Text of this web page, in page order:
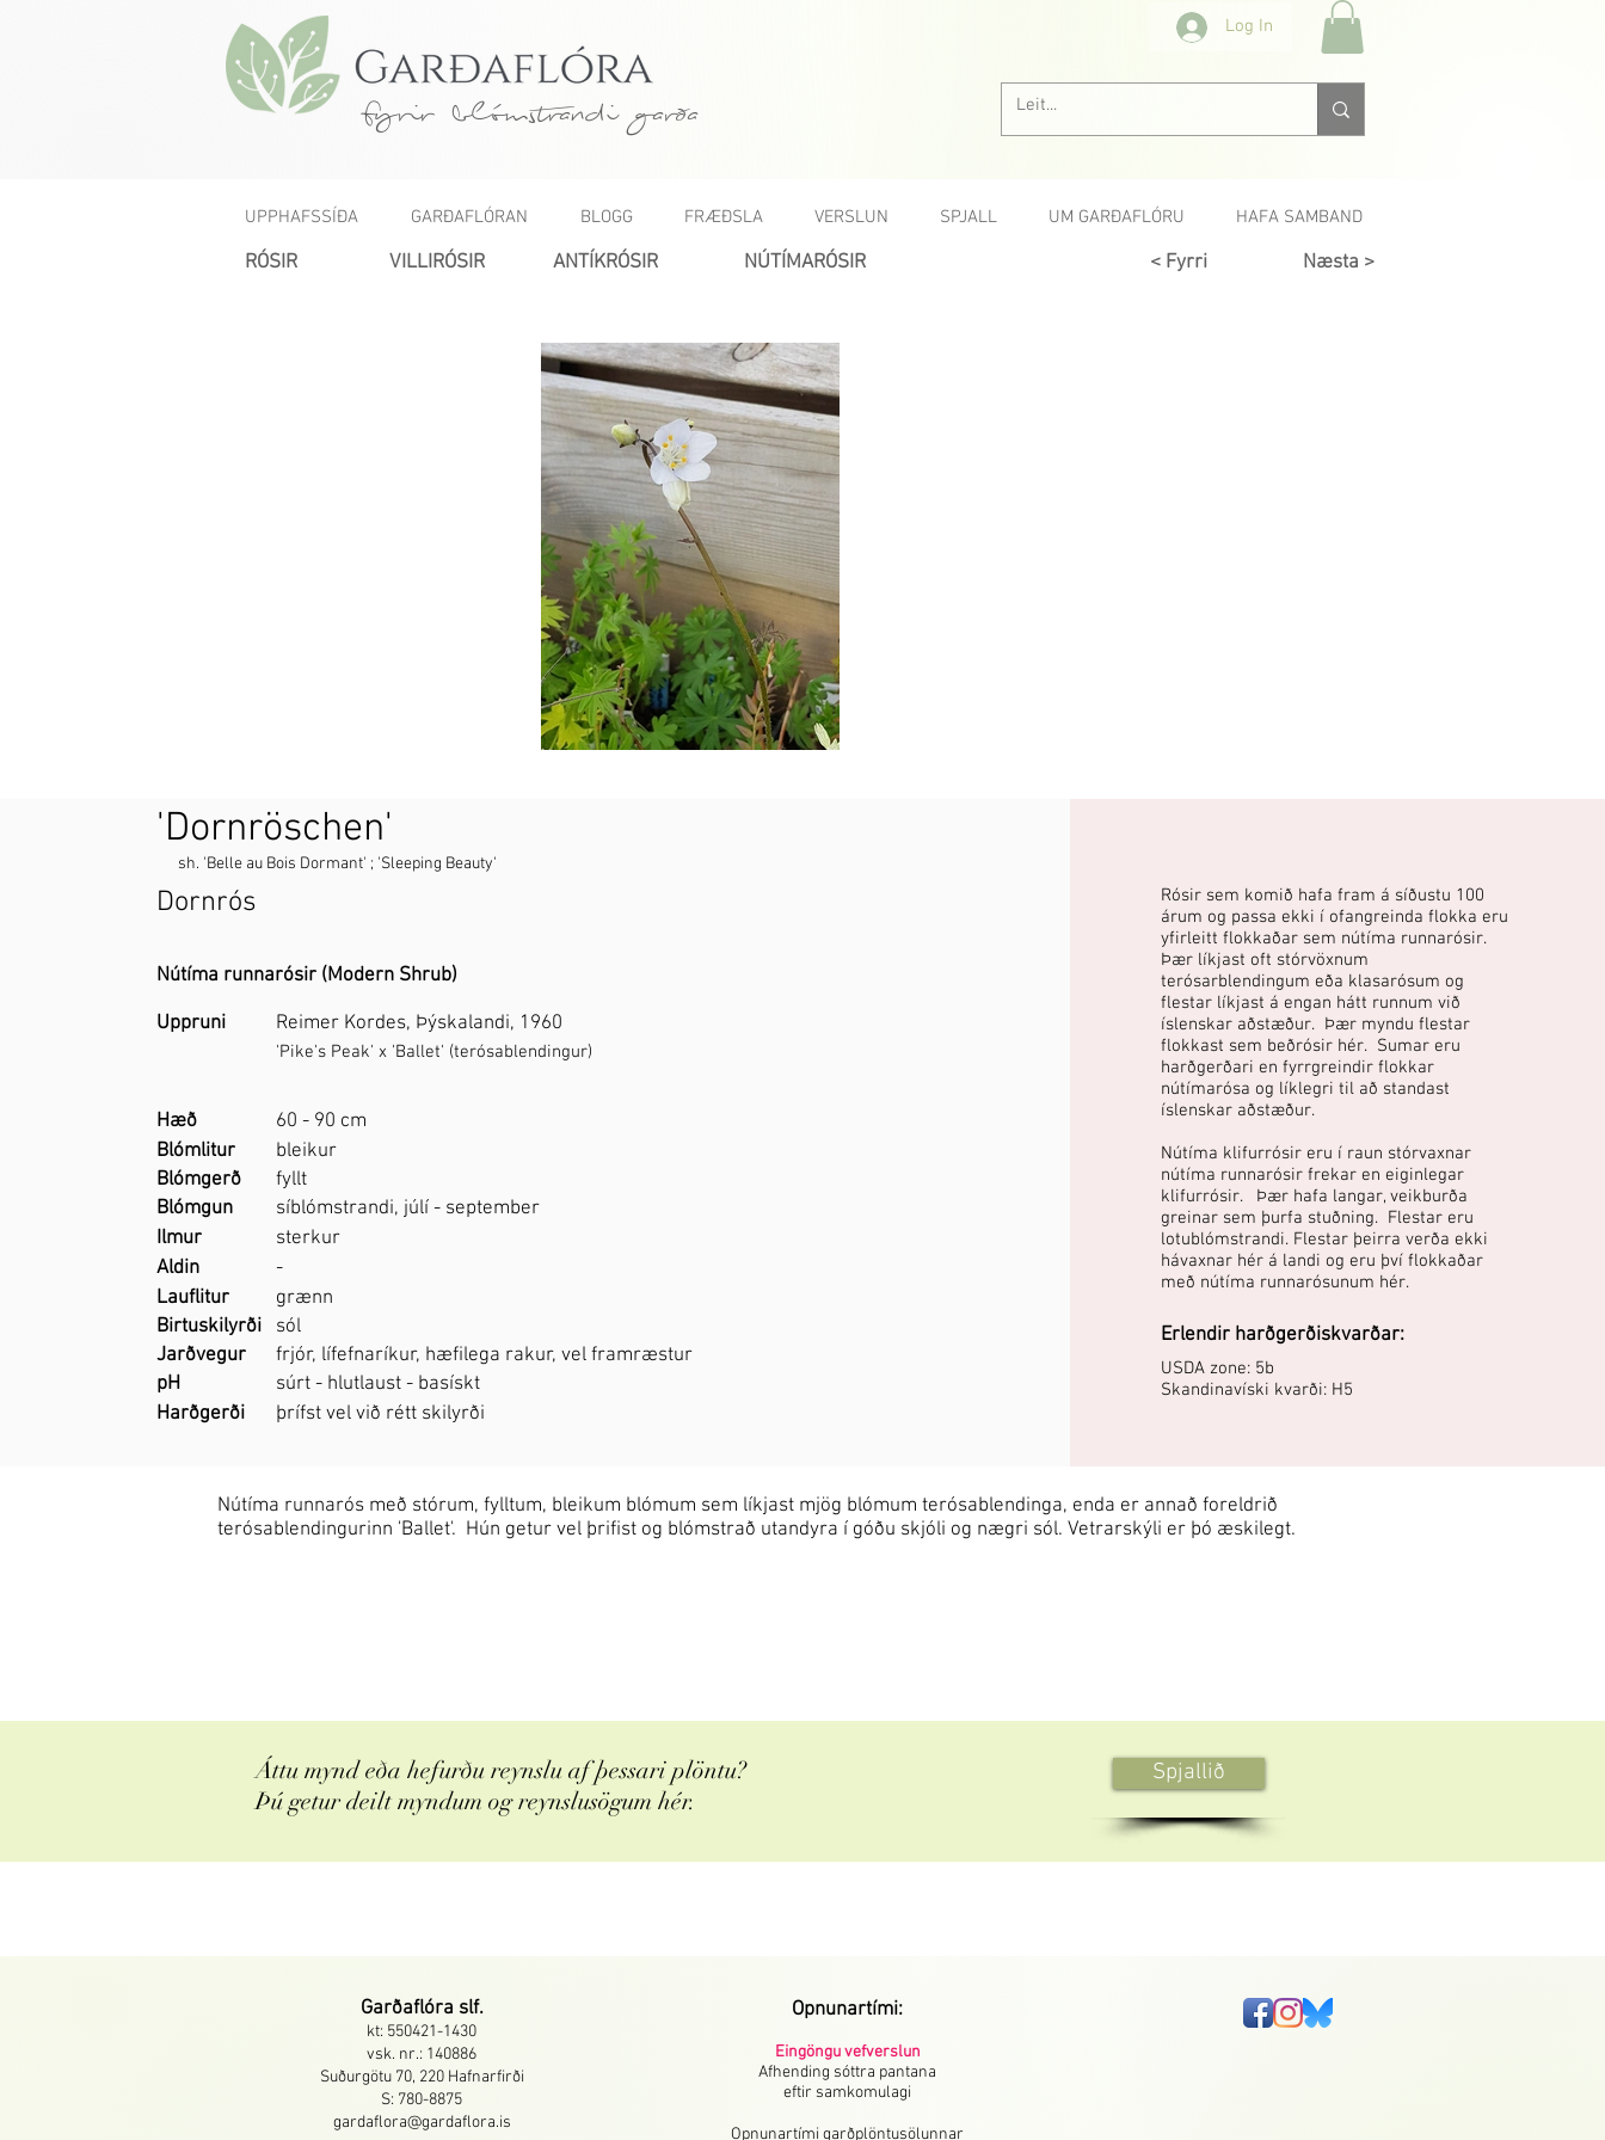
fyrir blómstrandi garða
Log In
UPPHAFSSÍÐA GARÐAFLÓRAN BLOGG FRÆÐSLA VERSLUN SPJALL UM GARÐAFLÓRU HAFA SAMBAND
< Fyrri Næsta >
RÓSIR VILLIRÓSIR ANTÍKRÓSIR NÚTÍMARÓSIR
'Dornröschen'
sh. 'Belle au Bois Dormant' ; 'Sleeping Beauty'
Dornrós
Nútíma runnarósir (Modern Shrub)
Uppruni
Reimer Kordes, Þýskalandi, 1960
'Pike's Peak' x 'Ballet' (terósablendingur)
Hæð
60 - 90 cm
Blómlitur
bleikur
Blómgerð
fyllt
Blómgun
síblómstrandi, júlí - september
Ilmur
sterkur
Aldin
-
Lauflitur
grænn
Birtuskilyrði
sól
Jarðvegur
frjór, lífefnaríkur, hæfilega rakur, vel framræstur
pH
súrt - hlutlaust - basískt
Harðgerði
þrífst vel við rétt skilyrði
Rósir sem komið hafa fram á síðustu 100
árum og passa ekki í ofangreinda flokka eru
yfirleitt flokkaðar sem nútíma runnarósir.
Þær líkjast oft stórvöxnum
terósarblendingum eða klasarósum og
flestar líkjast á engan hátt runnum við
íslenskar aðstæður. Þær myndu flestar
flokkast sem beðrósir hér. Sumar eru
harðgerðari en fyrrgreindir flokkar
nútímarósa og líklegri til að standast
íslenskar aðstæður.
Nútíma klifurrósir eru í raun stórvaxnar
nútíma runnarósir frekar en eiginlegar
klifurrósir. Þær hafa langar, veikburða
greinar sem þurfa stuðning. Flestar eru
lotublómstrandi. Flestar þeirra verða ekki
hávaxnar hér á landi og eru því flokkaðar
með nútíma runnarósunum hér.
Erlendir harðgerðiskvarðar:
USDA zone: 5b
Skandinavíski kvarði: H5
Nútíma runnarós með stórum, fylltum, bleikum blómum sem líkjast mjög blómum terósablendinga, enda er annað foreldrið
terósablendingurinn 'Ballet'. Hún getur vel þrifist og blómstrað utandyra í góðu skjóli og nægri sól. Vetrarskýli er þó æskilegt.
Áttu mynd eða hefurðu reynslu af þessari plöntu?
Þú getur deilt myndum og reynslusögum hér.
Spjallið
Garðaflóra slf.
kt: 550421-1430
vsk. nr.: 140886
Suðurgötu 70, 220 Hafnarfirði
S: 780-8875
gardaflora@gardaflora.is
Opnunartími:
Eingöngu vefverslun
Afhending sóttra pantana
eftir samkomulagi
Opnunartími garðplöntusölunnar